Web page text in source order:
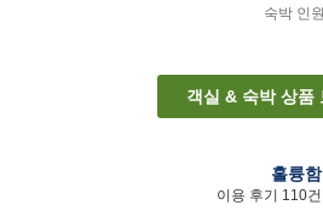
숙박 인원
객실 & 숙박 상품
훌륭함
이용 후기 110건